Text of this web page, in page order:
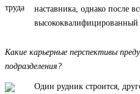
наставника, однако после
высококвалифицированный
Какие карьерные перспективы
подразделения?
Один рудник строится,